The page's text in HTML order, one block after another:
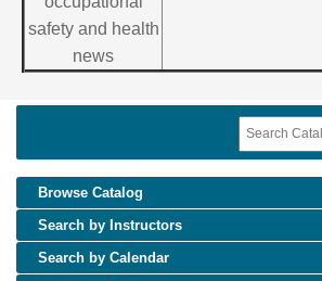
safety and health
news
Browse Catalog
Search by Instructors
Search by Calendar